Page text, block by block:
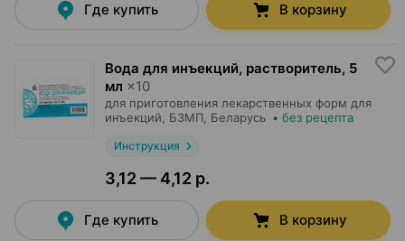
Где купить В корзину
Вода для инъекций, растворитель, 5
мл ×10
для приготовления лекарственных форм для
инъекций,
БЗМП , Беларусь • без рецепта
Инструкция
3,12 — 4,12 р.
Где купить В корзину